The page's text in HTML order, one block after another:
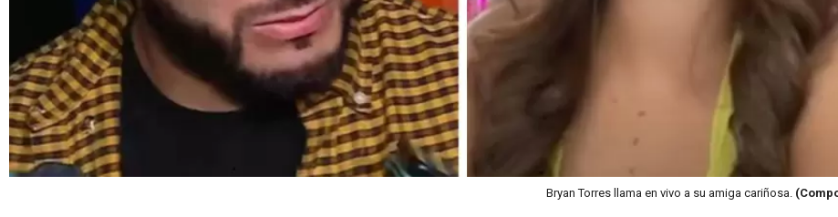
Bryan Torres llama en vivo a su amiga cariñosa.